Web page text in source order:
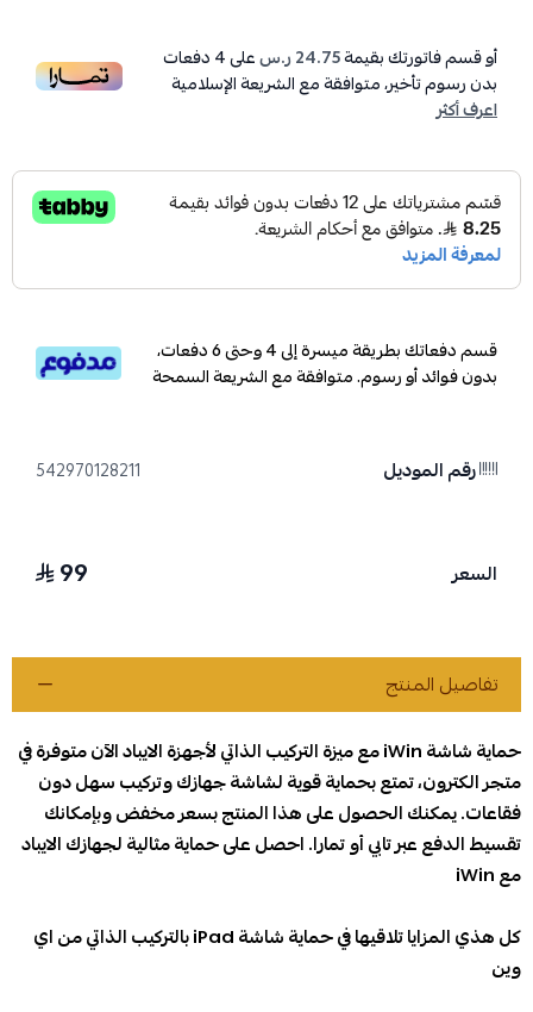
أو قسم فاتورتك بقيمة24.75 ر.س على4دفعات
بدون رسوم تأخير، متوافقة مع الشريعة الإسلامية
اعرف أكثر
قسم دفعاتك بطريقة ميسرة إلى 4 وحتى 6 دفعات،
بدون فوائد أو رسوم. متوافقة مع الشريعة السمحة
رقم الموديل 542970128211
السعر 99
تفاصيل المنتج
حماية شاشة iWin مع ميزة التركيب الذاتي لأجهزة الايباد الآن متوفرة في
متجر الكترون، تمتع بحماية قوية لشاشة جهازك وتركيب سهل دون
فقاعات. يمكنك الحصول على هذا المنتج بسعر مخفض وبإمكانك
تقسيط الدفع عبر تابي أو تمارا. احصل على حماية مثالية لجهازك الايباد
مع iWin
كل هذي المزايا تلاقيها في حماية شاشة iPad بالتركيب الذاتي من اي
وين